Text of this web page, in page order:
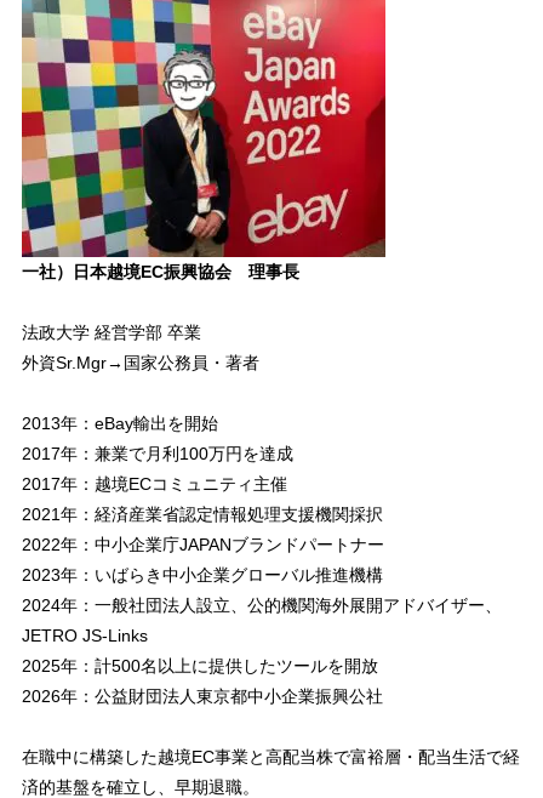
一社）日本越境EC振興協会 理事長
法政大学 経営学部 卒業
外資Sr.Mgr→国家公務員・著者
2013年：eBay輸出を開始
2017年：兼業で月利100万円を達成
2017年：越境ECコミュニティ主催
2021年：経済産業省認定情報処理支援機関採択
2022年：中小企業庁JAPANブランドパートナー
2023年：いばらき中小企業グローバル推進機構
2024年：一般社団法人設立、公的機関海外展開アドバイザー、
JETRO JS-Links
2025年：計500名以上に提供したツールを開放
2026年：公益財団法人東京都中小企業振興公社
在職中に構築した越境EC事業と高配当株で富裕層・配当生活で経
済的基盤を確立し、早期退職。